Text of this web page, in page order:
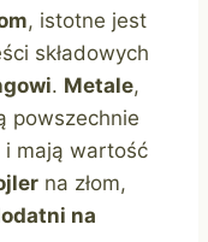
, istotne jest
składowych
. Metale,
powszechnie
mają wartość
na złom,
na